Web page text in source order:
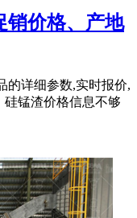
销价格、产地
的详细参数,实时报价,
锰渣价格信息不够